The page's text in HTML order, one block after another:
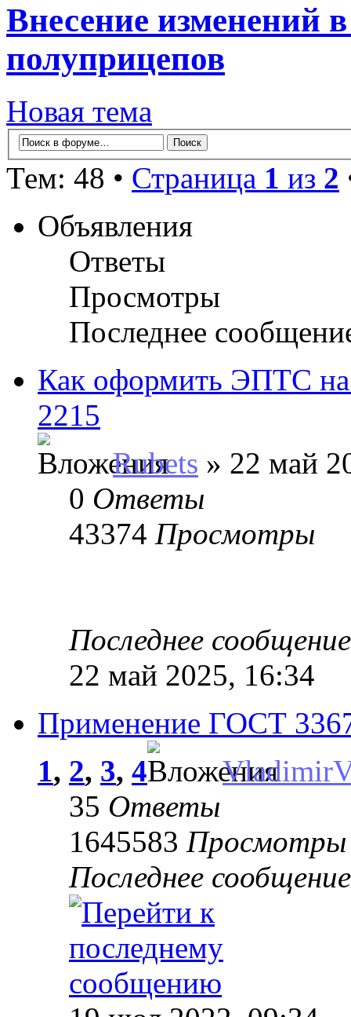
Внесение изменений
полуприцепов
Новая тема
Тем: 48 • Страница 1 из 2
Объявления
Ответы
Просмотры
Последнее
Как оформить ЭПТС
2215
Rubets » 22 май
0 Ответы
43374 Просмотры
Последнее
22 май 2025, 16:34
Применение ГОСТ
1, 2, 3, 4
35 Ответы
1645583 Просмотры
Последнее